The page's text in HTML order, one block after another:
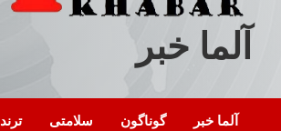
آلما خبر
آلما خبر گوناگون سلامتی ترند